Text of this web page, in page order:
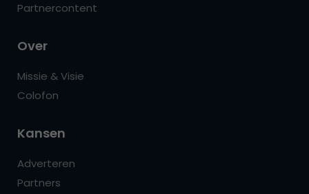
Partnercontent
Over
Missie & Visie
Colofon
Kansen
Adverteren
Partners